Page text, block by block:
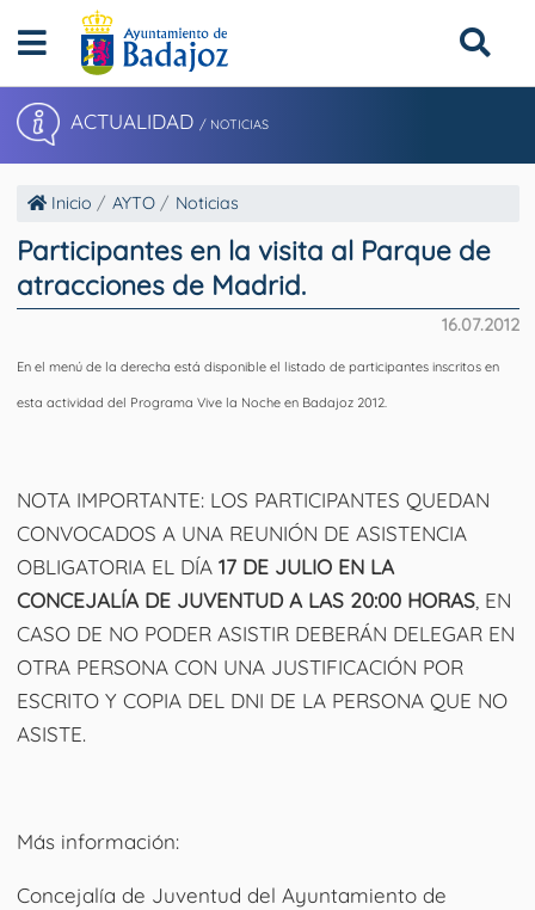
ACTUALIDAD / NOTICIAS
Inicio AYTO Noticias
Participantes en la visita al Parque de
atracciones de Madrid.
16.07.2012
En el menú de la derecha está disponible el listado de participantes inscritos en
esta actividad del Programa Vive la Noche en Badajoz 2012.
NOTA IMPORTANTE: LOS PARTICIPANTES QUEDAN
CONVOCADOS A UNA REUNIÓN DE ASISTENCIA
OBLIGATORIA EL DÍA 17 DE JULIO EN LA
CONCEJALÍA DE JUVENTUD A LAS 20:00 HORAS, EN
CASO DE NO PODER ASISTIR DEBERÁN DELEGAR EN
OTRA PERSONA CON UNA JUSTIFICACIÓN POR
ESCRITO Y COPIA DEL DNI DE LA PERSONA QUE NO
ASISTE.
Más información:
Concejalía de Juventud del Ayuntamiento de